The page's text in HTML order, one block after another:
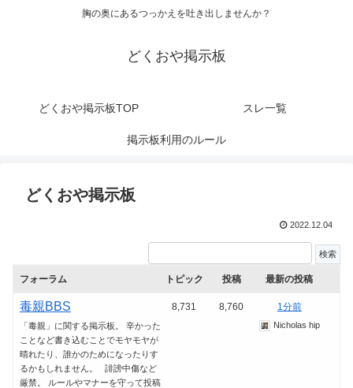
胸の奥にあるつっかえを吐き出しませんか？
どくおや掲示板
どくおや掲示板TOP スレ一覧
掲示板利用のルール
どくおや掲示板
2022.12.04
フォーラム トピック 投稿 最新の投稿
毒親BBS
「毒親」に関する掲示板。 辛かった
ことなど書き込むことでモヤモヤが
晴れたり、誰かのためになったりす
るかもしれません。 誹謗中傷など
厳禁。 ルールやマナーを守って投稿
8,731 8,760 1分前
Nicholas hip